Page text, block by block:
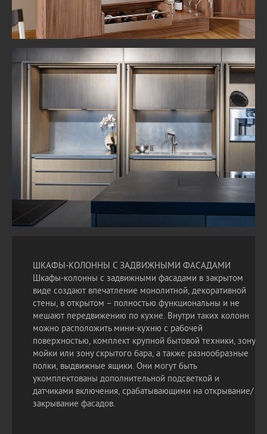
ШКАФЫ-КОЛОННЫ С ЗАДВИЖНЫМИ ФАСАДАМИ
Шкафы-колонны с задвижными фасадами в закрытом
виде создают впечатление монолитной, декоративной
стены, в открытом – полностью функциональны и не
мешают передвижению по кухне. Внутри таких колонн
можно расположить мини-кухню с рабочей
поверхностью, комплект крупной бытовой техники, зону
мойки или зону скрытого бара, а также разнообразные
полки, выдвижные ящики. Они могут быть
укомплектованы дополнительной подсветкой и
датчиками включения, срабатывающими на открывание/
закрывание фасадов.